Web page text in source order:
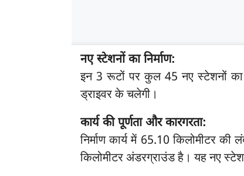
नए स्टेशनों का निर्माण:
इन 3 रूटों पर कुल 45 नए स्टेशनों का
ड्राइवर के चलेगी।
कार्य की पूर्णता और कारगरता:
निर्माण कार्य में 65.10 किलोमीटर
किलोमीटर अंडरग्राउंड है। यह नए